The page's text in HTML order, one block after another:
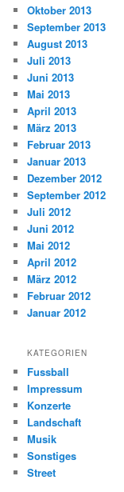
Oktober 2013
September 2013
August 2013
Juli 2013
Juni 2013
Mai 2013
April 2013
März 2013
Februar 2013
Januar 2013
Dezember 2012
September 2012
Juli 2012
Juni 2012
Mai 2012
April 2012
März 2012
Februar 2012
Januar 2012
KATEGORIEN
Fussball
Impressum
Konzerte
Landschaft
Musik
Sonstiges
Street